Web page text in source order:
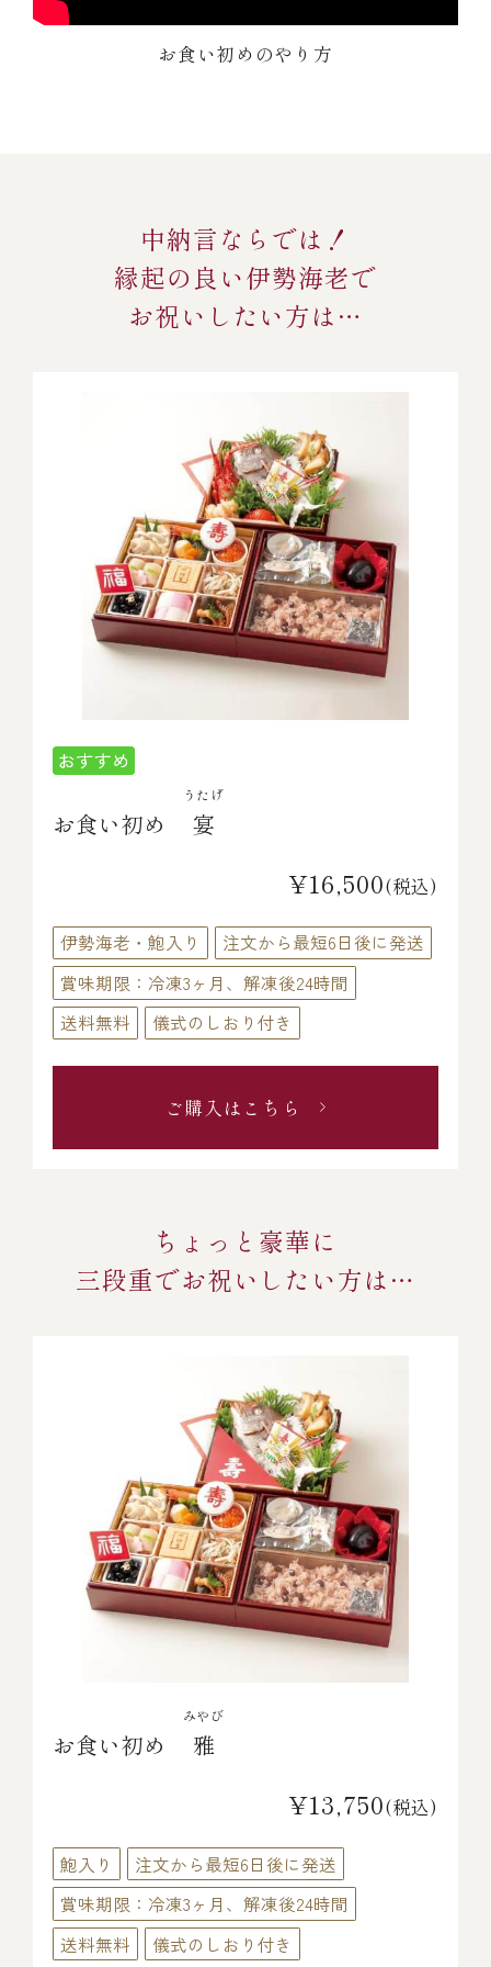
お食い初めのやり方
中納言ならでは！
縁起の良い伊勢海老で
お祝いしたい方は…
お食い初め 宴
うたげ
¥16,500(税込)
伊勢海老・鮑入り
注文から最短6日後に発送
賞味期限：冷凍3ヶ月、解凍後24時間
送料無料
儀式のしおり付き
ご購入はこちら
ちょっと豪華に
三段重でお祝いしたい方は…
お食い初め 雅
みやび
¥13,750(税込)
鮑入り
注文から最短6日後に発送
賞味期限：冷凍3ヶ月、解凍後24時間
送料無料
儀式のしおり付き